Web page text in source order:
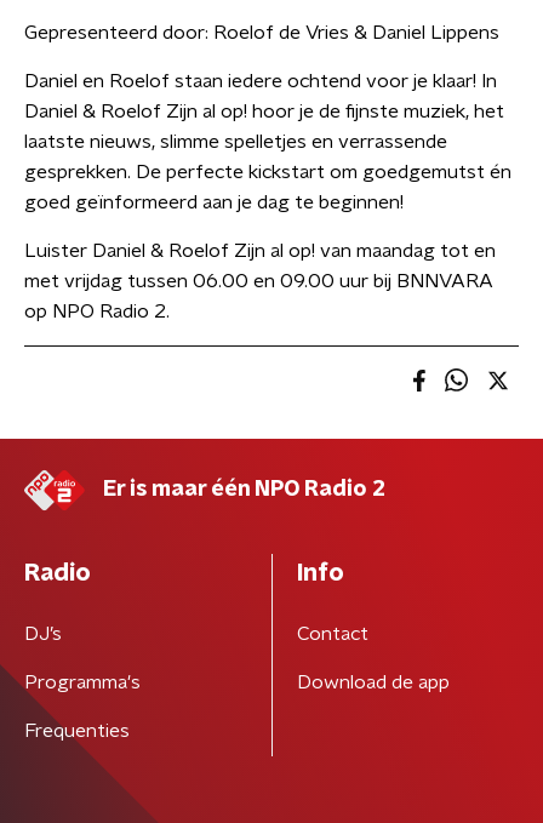
Gepresenteerd door: Roelof de Vries & Daniel Lippens
Daniel en Roelof staan iedere ochtend voor je klaar! In
Daniel & Roelof Zijn al op! hoor je de fijnste muziek, het
laatste nieuws, slimme spelletjes en verrassende
gesprekken. De perfecte kickstart om goedgemutst én
goed geïnformeerd aan je dag te beginnen!
Luister Daniel & Roelof Zijn al op! van maandag tot en
met vrijdag tussen 06.00 en 09.00 uur bij BNNVARA
op NPO Radio 2.
Er is maar één NPO Radio 2
Radio
DJ’s
Programma's
Frequenties
Info
Contact
Download de app